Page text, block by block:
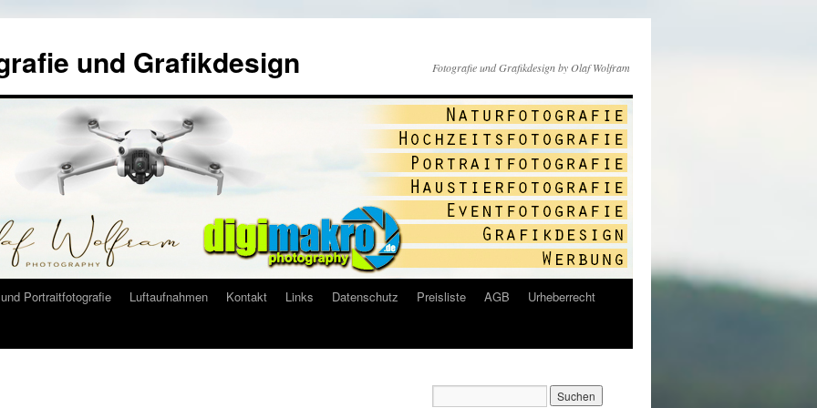
und Grafikdesign Fotografie und Grafikdesign by Olaf Wolfram
Portraitfotografie Luftaufnahmen Kontakt Links Datenschutz Preisliste AGB
Urheberrecht